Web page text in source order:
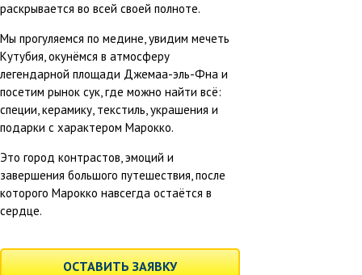
раскрывается во всей своей полноте.
Мы прогуляемся по медине, увидим мечеть
Кутубия, окунёмся в атмосферу
легендарной площади Джемаа-эль-Фна и
посетим рынок сук, где можно найти всё:
специи, керамику, текстиль, украшения и
подарки с характером Марокко.
Это город контрастов, эмоций и
завершения большого путешествия, после
которого Марокко навсегда остаётся в
сердце.
ОСТАВИТЬ ЗАЯВКУ